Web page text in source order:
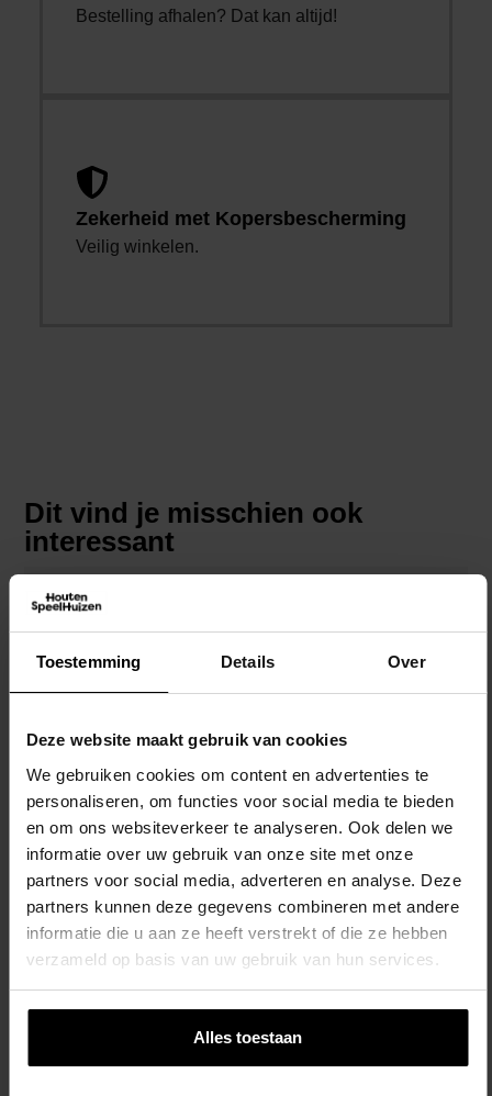
Toestemming Details Over
Deze website maakt gebruik van cookies
We gebruiken cookies om content en advertenties te
personaliseren, om functies voor social media te bieden
en om ons websiteverkeer te analyseren. Ook delen we
informatie over uw gebruik van onze site met onze
partners voor social media, adverteren en analyse. Deze
partners kunnen deze gegevens combineren met andere
informatie die u aan ze heeft verstrekt of die ze hebben
verzameld op basis van uw gebruik van hun services.
Alles toestaan
Bestelling afhalen? Dat kan altijd!
Zekerheid met Kopersbescherming
Veilig winkelen.
Dit vind je misschien ook
interessant
Brievenbus – Blauw
Toevoegen Aan Winkelwagen
Stuurwiel Boot – Geel
Toevoegen Aan Winkelwagen